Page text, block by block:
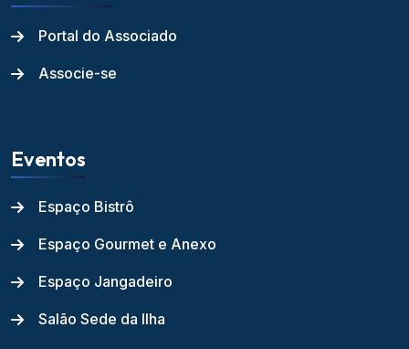
Portal do Associado
Associe-se
Eventos
Espaço Bistrô
Espaço Gourmet e Anexo
Espaço Jangadeiro
Salão Sede da Ilha